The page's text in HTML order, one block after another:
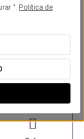
". Política de
de estilo clássico
nuns quartos cheios